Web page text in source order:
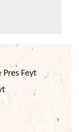
Pres Feyt